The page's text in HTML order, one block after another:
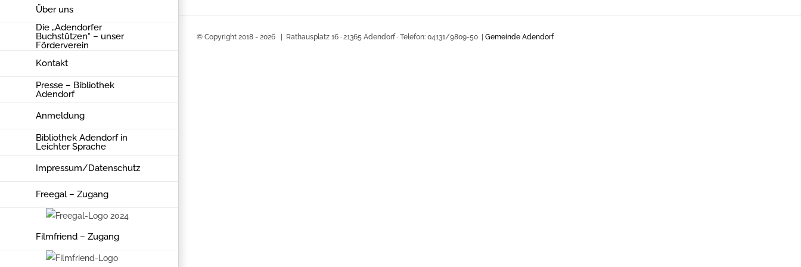
Über uns
Die „Adendorfer
Buchstützen“ – unser
Förderverein
Kontakt
Presse – Bibliothek
Adendorf
Anmeldung
Bibliothek Adendorf in
Leichter Sprache
Impressum/Datenschutz
Freegal – Zugang
Filmfriend – Zugang
© Copyright 2018 - 2026 | Rathausplatz 16 · 21365 Adendorf · Telefon: 04131/9809-50 | Gemeinde Adendorf